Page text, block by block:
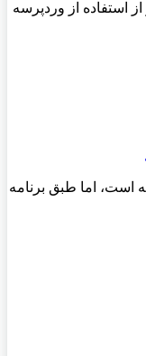
استفاده از وردپرسه
است، اما طبق برنامه